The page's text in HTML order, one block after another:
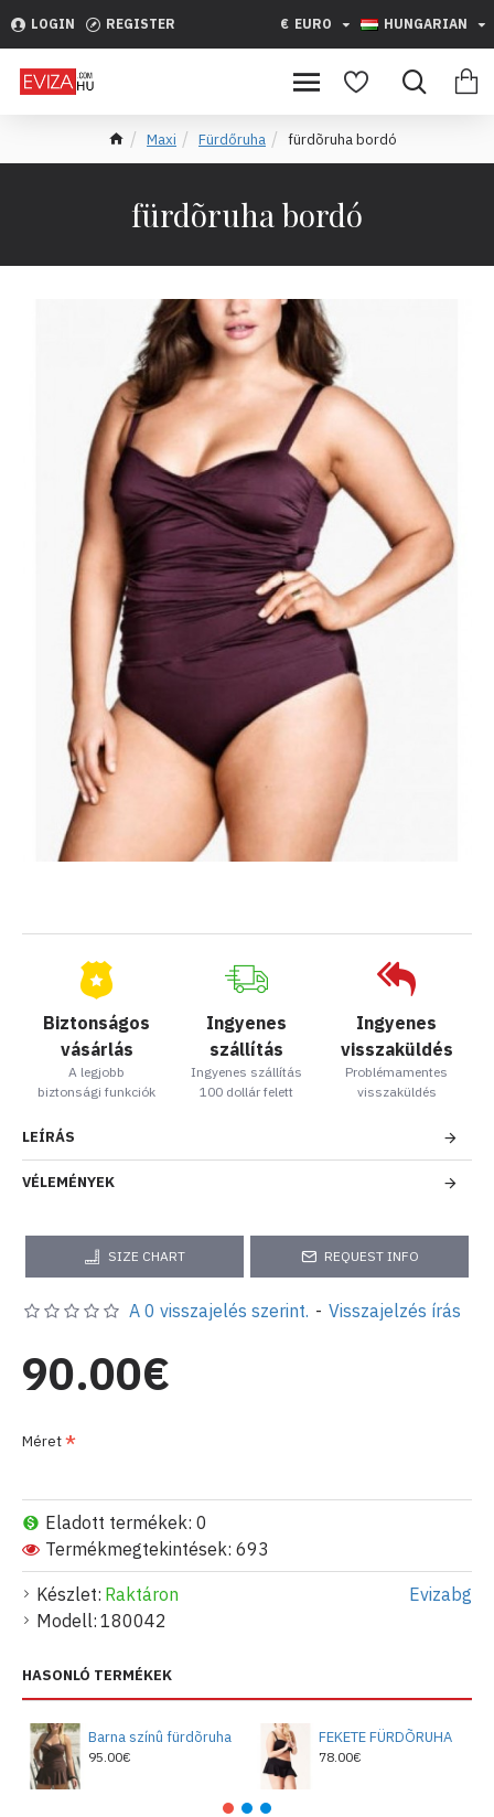
LOGIN REGISTER € EURO HUNGARIAN
Maxi Fürdőruha fürdõruha bordó
fürdõruha bordó
Biztonságos
vásárlás
A legjobb
biztonsági funkciók
Ingyenes
szállítás
Ingyenes szállítás
100 dollár felett
Ingyenes
visszaküldés
Problémamentes
visszaküldés
LEÍRÁS
VÉLEMÉNYEK
SIZE CHART REQUEST INFO
Készlet: Raktáron
Modell: 180042
Evizabg
Eladott termékek: 0
Termékmegtekintések: 693
A 0 visszajelés szerint. - Visszajelzés írás
90.00€
Méret
HASONLÓ TERMÉKEK
Barna színû fürdõruha
95.00€
FEKETE FÜRDÕRUHA
78.00€